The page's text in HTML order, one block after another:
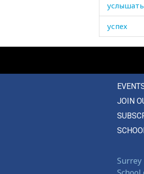
услышать
успех
устать
утихать
JOIN
Surrey